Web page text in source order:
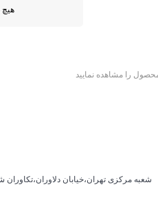
هیچ
را مشاهده نمایید
شعبه مرکزی تهران،خیابان دلاوران،تکاوران